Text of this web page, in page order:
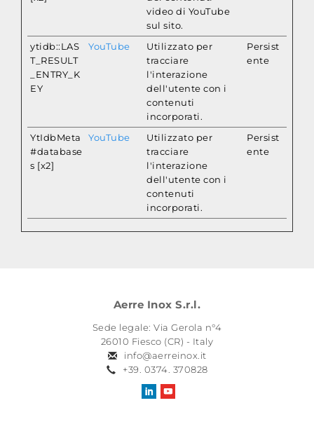
video di YouTube
sul sito.
ytidb::LAS
T_RESULT
_ENTRY_K
EY
YouTube
Utilizzato per
tracciare
l'interazione
dell'utente con i
contenuti
incorporati.
Persist
ente
YtIdbMeta
#database
s [x2]
YouTube
Utilizzato per
tracciare
l'interazione
dell'utente con i
contenuti
incorporati.
Persist
ente
Aerre Inox S.r.l.
Sede legale: Via Gerola n°4
26010 Fiesco (CR) - Italy
info@aerreinox.it
+39. 0374. 370828